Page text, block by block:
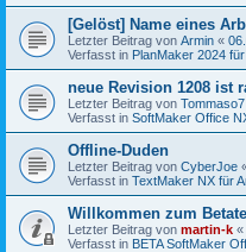
[Gelöst] Name eines
Letzter Beitrag von Armin «
Verfasst in PlanMaker 2024
neue Revision 1208 ist
Letzter Beitrag von Tommaso7
Verfasst in SoftMaker Office
Offline-Duden
Letzter Beitrag von CyberJoe
Verfasst in TextMaker NX für
Willkommen zum
Letzter Beitrag von martin-k «
Verfasst in BETA SoftMaker